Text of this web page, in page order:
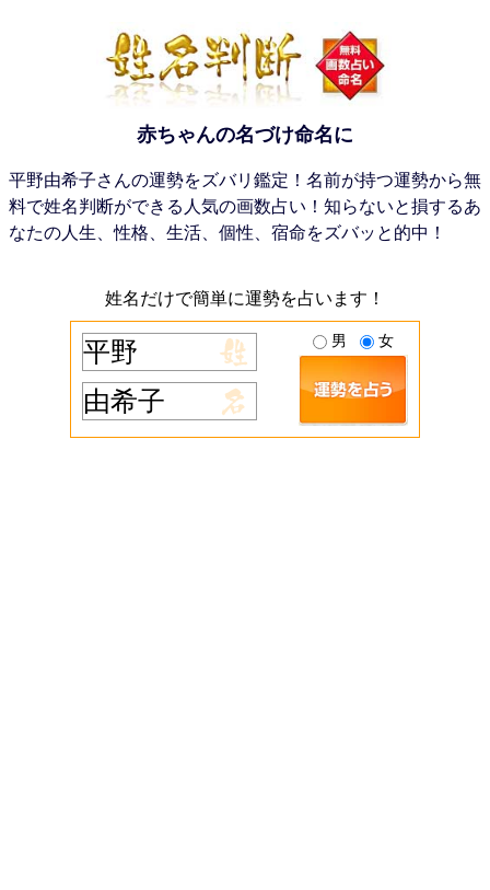
赤ちゃんの名づけ命名に
平野由希子さんの運勢をズバリ鑑定！名前が持つ運勢から無
料で姓名判断ができる人気の画数占い！知らないと損するあ
なたの人生、性格、生活、個性、宿命をズバッと的中！
姓名だけで簡単に運勢を占います！
男 女